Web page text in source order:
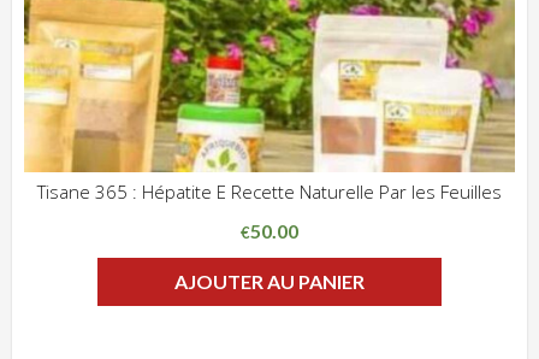
Tisane 365 : Hépatite E Recette Naturelle Par les Feuilles
€50.00
AJOUTER AU PANIER